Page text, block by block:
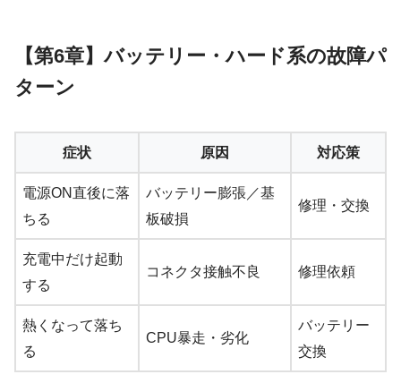
【第6章】バッテリー・ハード系の故障パ
ターン
症状 原因 対応策
電源ON直後に落
ちる
バッテリー膨張／基
板破損
修理・交換
充電中だけ起動
する
コネクタ接触不良 修理依頼
熱くなって落ち
る
CPU暴走・劣化
バッテリー
交換